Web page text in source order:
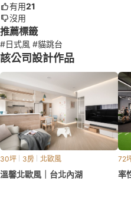
有用21
沒用
推薦標籤
#日式風 #貓跳台
該公司設計作品
30坪 3房 北歐風
溫馨北歐風｜台北內湖
72
率